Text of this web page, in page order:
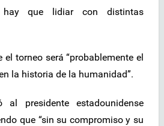
que lidiar con distintas
torneo será “probablemente el
la historia de la humanidad”.
al presidente estadounidense
que “sin su compromiso y su